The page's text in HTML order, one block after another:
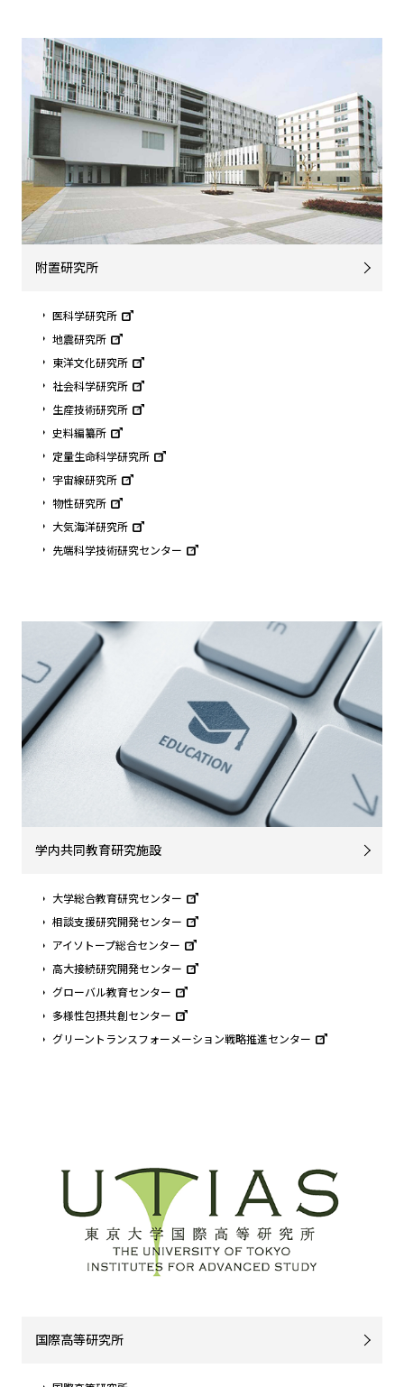
附置研究所
医科学研究所
地震研究所
東洋文化研究所
社会科学研究所
生産技術研究所
史料編纂所
定量生命科学研究所
宇宙線研究所
物性研究所
大気海洋研究所
先端科学技術研究センター
学内共同教育研究施設
大学総合教育研究センター
相談支援研究開発センター
アイソトープ総合センター
高大接続研究開発センター
グローバル教育センター
多様性包摂共創センター
グリーントランスフォーメーション戦略推進センター
国際高等研究所